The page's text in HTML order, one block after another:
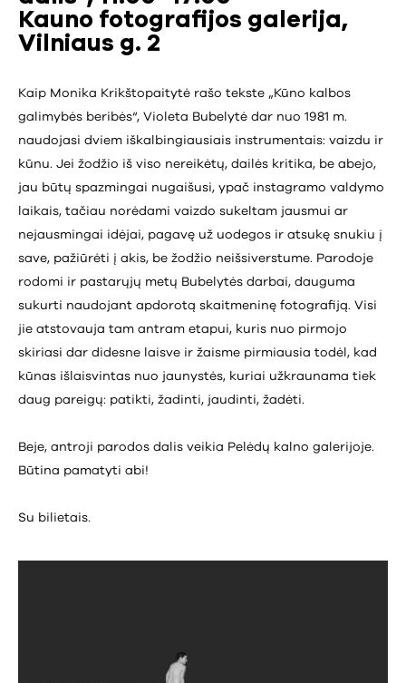
Kauno fotografijos galerija,
Vilniaus g. 2
Kaip Monika Krikštopaitytė rašo tekste „Kūno kalbos
galimybės beribės“, Violeta Bubelytė dar nuo 1981 m.
naudojasi dviem iškalbingiausiais instrumentais: vaizdu ir
kūnu. Jei žodžio iš viso nereikėtų, dailės kritika, be abejo,
jau būtų spazmingai nugaišusi, ypač instagramo valdymo
laikais, tačiau norėdami vaizdo sukeltam jausmui ar
nejausmingai idėjai, pagavę už uodegos ir atsukę snukiu į
save, pažiūrėti į akis, be žodžio neišsiverstume. Parodoje
rodomi ir pastarųjų metų Bubelytės darbai, dauguma
sukurti naudojant apdorotą skaitmeninę fotografiją. Visi
jie atstovauja tam antram etapui, kuris nuo pirmojo
skiriasi dar didesne laisve ir žaisme pirmiausia todėl, kad
kūnas išlaisvintas nuo jaunystės, kuriai užkraunama tiek
daug pareigų: patikti, žadinti, jaudinti, žadėti.
Beje, antroji parodos dalis veikia Pelėdų kalno galerijoje.
Būtina pamatyti abi!
Su bilietais.